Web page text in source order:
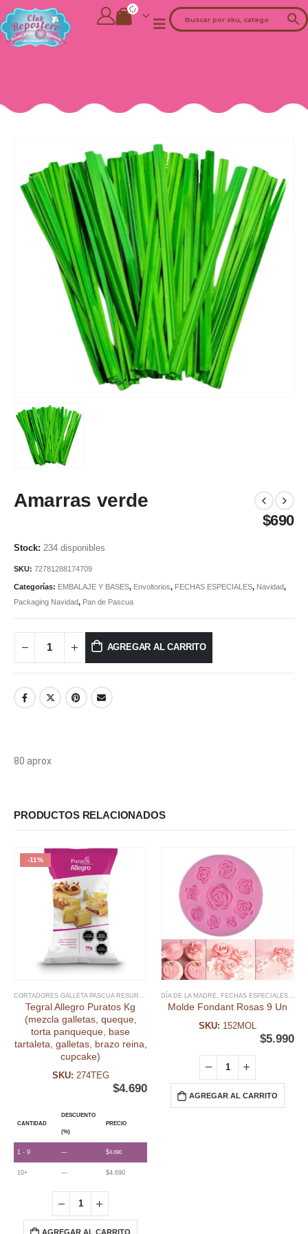
Amarras verde
$690
234 disponibles
SKU: 72781288174709
Categorías: EMBALAJE Y BASES, Envoltorios, FECHAS ESPECIALES, Navidad,
Packaging Navidad, Pan de Pascua
AGREGAR AL CARRITO
80 aprox
PRODUCTOS RELACIONADOS
-11%
CORTADORES GALLETA PASCUA RESURRECIÓN ,FECHAS ESPECIALES,INGREDIENTES,
Tegral Allegro Puratos Kg
(mezcla galletas, queque,
torta panqueque, base
tartaleta, galletas, brazo reina,
cupcake)
SKU: 274TEG
$4.690
CANTIDAD
DESCUENTO
(%)
PRECIO
1 - 9 — $4.690
10+ — $4.690
AGREGAR AL CARRITO
DÍA DE LA MADRE, FECHAS ESPECIALES,
Molde Fondant Rosas 9 Un
SKU: 152MOL
$5.990
AGREGAR AL CARRITO